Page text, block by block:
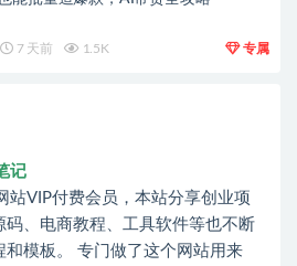
7 天前 1.5K 专属
记
站VIP付费会员，本站分享创业项
码、电商教程、工具软件等也不断
和模板。 专门做了这个网站用来